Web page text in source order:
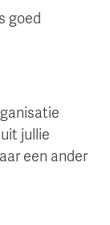
goed
jullie
een ander